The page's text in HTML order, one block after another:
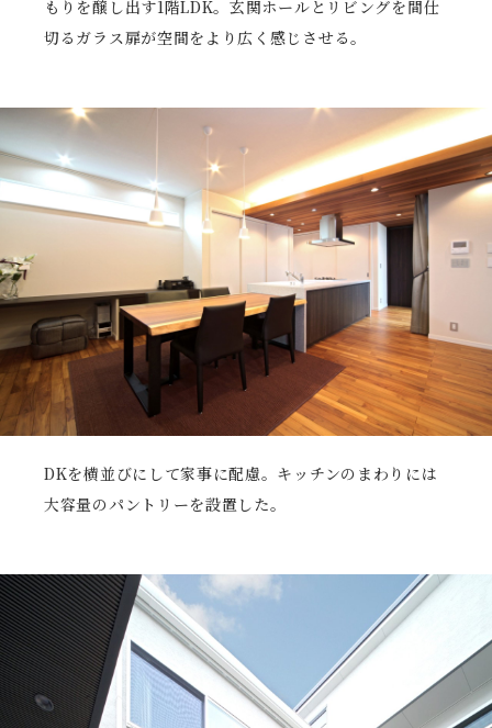
もりを醸し出す1階LDK。玄関ホールとリビングを間仕
切るガラス扉が空間をより広く感じさせる。
DKを横並びにして家事に配慮。キッチンのまわりには
大容量のパントリーを設置した。